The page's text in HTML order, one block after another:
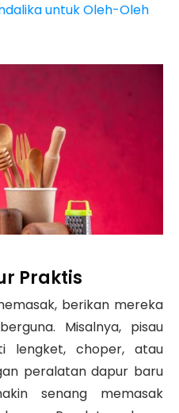
untuk Oleh-Oleh
Praktis
berikan mereka
Misalnya, pisau
lengket, choper, atau
peralatan dapur baru
senang memasak